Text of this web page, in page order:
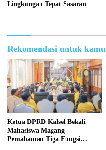
Lingkungan Tepat Sasaran
Rekomendasi untuk kamu
Ketua DPRD Kalsel Bekali
Mahasiswa Magang
Pemahaman Tiga Fungsi